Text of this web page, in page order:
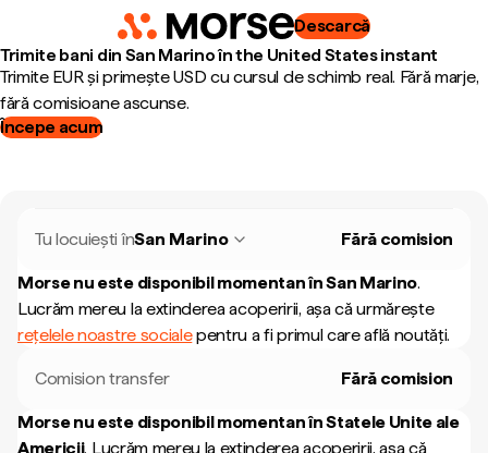
Descarcă
Trimite bani din San Marino în the United States instant
Trimite EUR și primește USD cu cursul de schimb real. Fără marje,
fără comisioane ascunse.
Începe acum
Tu locuiești înSan Marino Fără comision
Morse nu este disponibil momentan înSan Marino.
Lucrăm mereu la extinderea acoperirii, așa că urmărește
rețelele noastre socialepentru a fi primul care află noutăți.
Comision transfer Fără comision
Morse nu este disponibil momentan înStatele Unite ale
Americii. Lucrăm mereu la extinderea acoperirii, așa că